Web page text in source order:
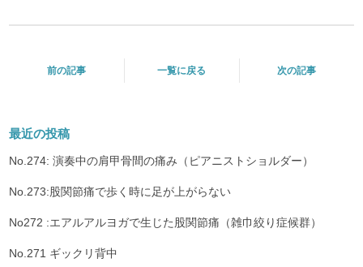
前の記事 一覧に戻る 次の記事
最近の投稿
No.274: 演奏中の肩甲骨間の痛み（ピアニストショルダー）
No.273:股関節痛で歩く時に足が上がらない
No272 :エアルアルヨガで生じた股関節痛（雑巾絞り症候群）
No.271 ギックリ背中